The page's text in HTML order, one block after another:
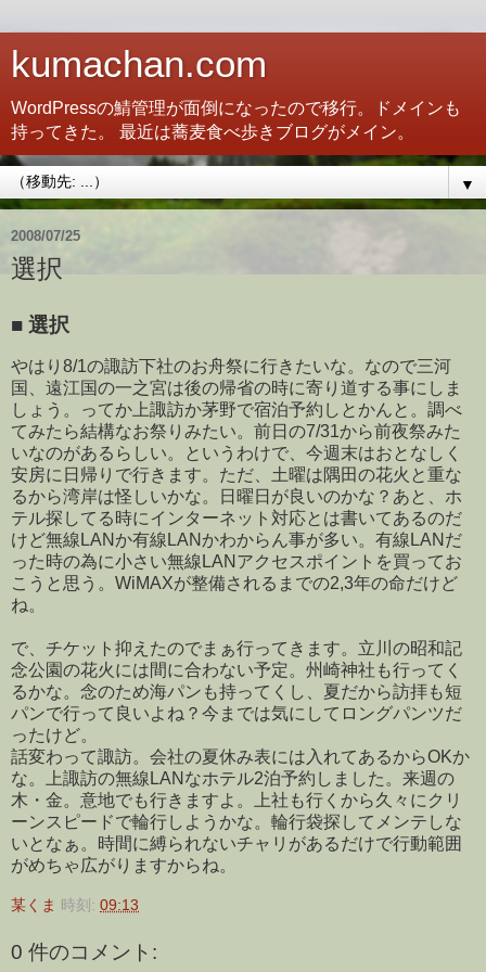
kumachan.com
WordPressの鯖管理が面倒になったので移行。ドメインも
持ってきた。 最近は蕎麦食べ歩きブログがメイン。
▼
2008/07/25
選択
■ 選択
やはり8/1の諏訪下社のお舟祭に行きたいな。なので三河
国、遠江国の一之宮は後の帰省の時に寄り道する事にしま
しょう。ってか上諏訪か茅野で宿泊予約しとかんと。調べ
てみたら結構なお祭りみたい。前日の7/31から前夜祭みた
いなのがあるらしい。というわけで、今週末はおとなしく
安房に日帰りで行きます。ただ、土曜は隅田の花火と重な
るから湾岸は怪しいかな。日曜日が良いのかな？あと、ホ
テル探してる時にインターネット対応とは書いてあるのだ
けど無線LANか有線LANかわからん事が多い。有線LANだ
った時の為に小さい無線LANアクセスポイントを買ってお
こうと思う。WiMAXが整備されるまでの2,3年の命だけど
ね。
で、チケット抑えたのでまぁ行ってきます。立川の昭和記
念公園の花火には間に合わない予定。州崎神社も行ってく
るかな。念のため海パンも持ってくし、夏だから訪拝も短
パンで行って良いよね？今までは気にしてロングパンツだ
ったけど。
話変わって諏訪。会社の夏休み表には入れてあるからOKか
な。上諏訪の無線LANなホテル2泊予約しました。来週の
木・金。意地でも行きますよ。上社も行くから久々にクリ
ーンスピードで輪行しようかな。輪行袋探してメンテしな
いとなぁ。時間に縛られないチャリがあるだけで行動範囲
がめちゃ広がりますからね。
某くま 時刻: 09:13
0 件のコメント: